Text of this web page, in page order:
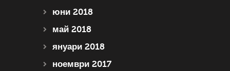
юни 2018
май 2018
януари 2018
ноември 2017